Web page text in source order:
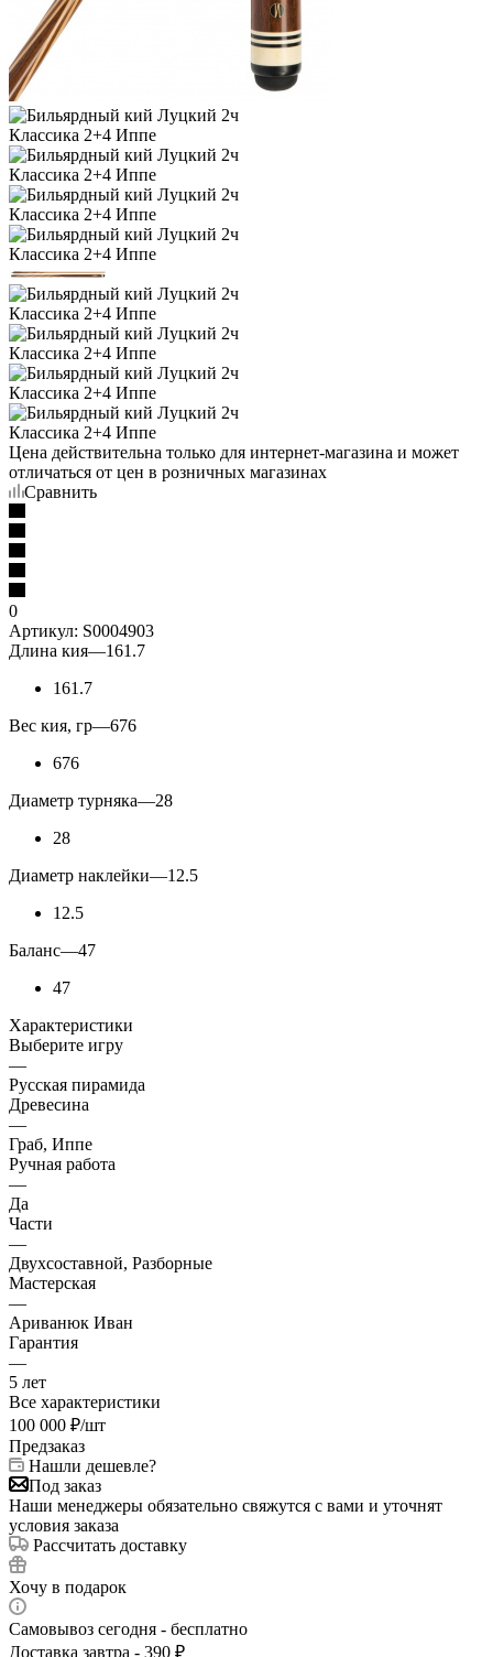
Цена действительна только для интернет-магазина и может
отличаться от цен в розничных магазинах
Сравнить
0
Артикул: S0004903
Длина кия—161.7
161.7
Вес кия, гр—676
676
Диаметр турняка—28
28
Диаметр наклейки—12.5
12.5
Баланс—47
47
Характеристики
Выберите игру
—
Русская пирамида
Древесина
—
Граб, Иппе
Ручная работа
—
Да
Части
—
Двухсоставной, Разборные
Мастерская
—
Ариванюк Иван
Гарантия
—
5 лет
Все характеристики
100 000 ₽/шт
Предзаказ
Нашли дешевле?
Под заказ
Наши менеджеры обязательно свяжутся с вами и уточнят
условия заказа
Рассчитать доставку
Хочу в подарок
Самовывоз сегодня - бесплатно
Доставка завтра - 390 ₽